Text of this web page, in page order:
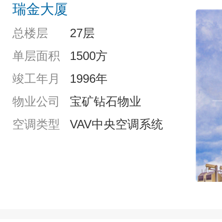
瑞金大厦
总楼层
27层
单层面积
1500方
竣工年月
1996年
物业公司
宝矿钻石物业
空调类型
VAV中央空调系统